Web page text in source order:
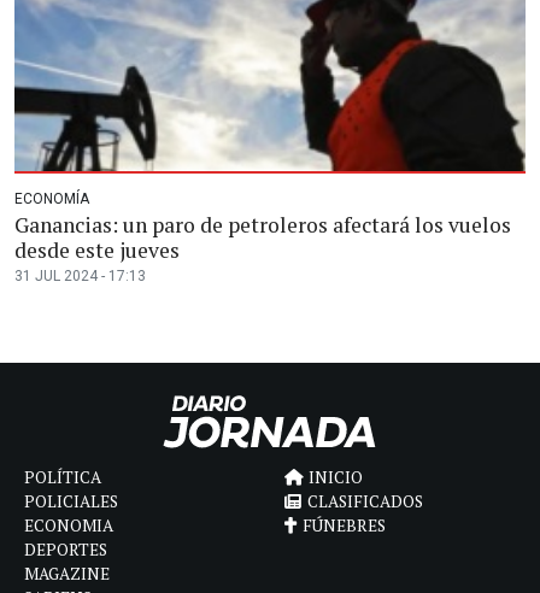
ECONOMÍA
Ganancias: un paro de petroleros afectará los vuelos
desde este jueves
31 JUL 2024 - 17:13
POLÍTICA
POLICIALES
ECONOMIA
DEPORTES
MAGAZINE
INICIO
CLASIFICADOS
FÚNEBRES